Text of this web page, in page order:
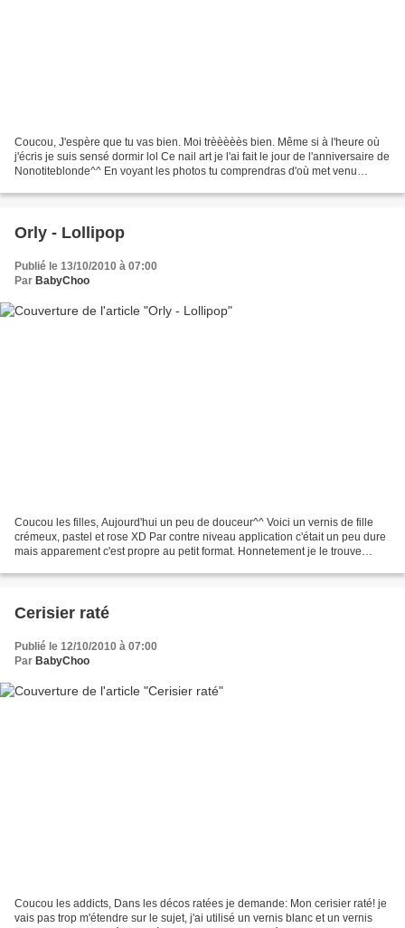
Coucou, J'espère que tu vas bien. Moi trèèèèès bien. Même si à l'heure où
j'écris je suis sensé dormir lol Ce nail art je l'ai fait le jour de l'anniversaire de
Nonotiteblonde^^ En voyant les photos tu comprendras d'où met venu
Orly - Lollipop
Publié le 13/10/2010 à 07:00
Par BabyChoo
Coucou les filles, Aujourd'hui un peu de douceur^^ Voici un vernis de fille
crémeux, pastel et rose XD Par contre niveau application c'était un peu dure
mais apparement c'est propre au petit format. Honnetement je le trouve
Cerisier raté
Publié le 12/10/2010 à 07:00
Par BabyChoo
Coucou les addicts, Dans les décos ratées je demande: Mon cerisier raté! je
vais pas trop m'étendre sur le sujet, j'ai utilisé un vernis blanc et un vernis